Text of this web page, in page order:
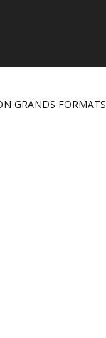
GRANDS FORMATS